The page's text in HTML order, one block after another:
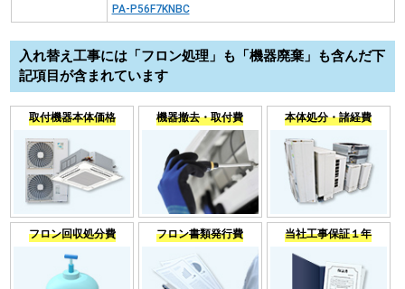
PA-P56F7KNBC
入れ替え工事には「フロン処理」も「機器廃棄」も含んだ下
記項目が含まれています
取付機器本体価格 機器撤去・取付費 本体処分・諸経費
フロン回収処分費 フロン書類発行費 当社工事保証１年